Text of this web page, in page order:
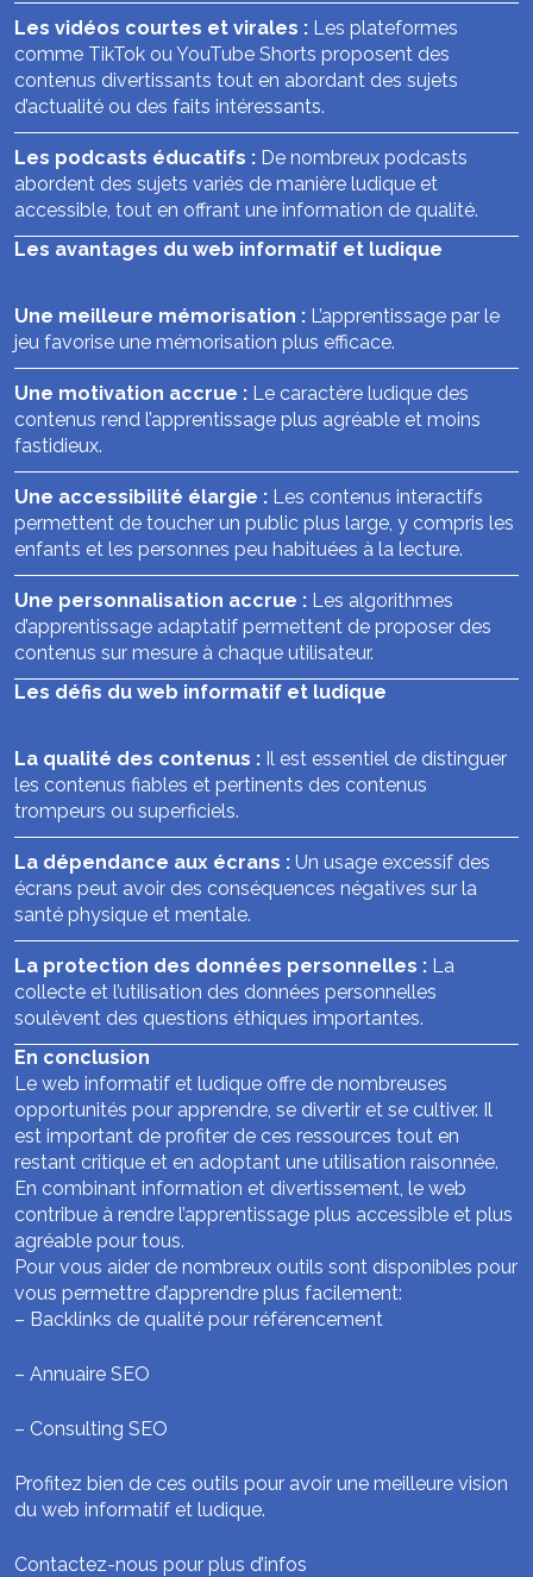
Les vidéos courtes et virales : Les plateformes
comme TikTok ou YouTube Shorts proposent des
contenus divertissants tout en abordant des sujets
d’actualité ou des faits intéressants.
Les podcasts éducatifs : De nombreux podcasts
abordent des sujets variés de manière ludique et
accessible, tout en offrant une information de qualité.
Les avantages du web informatif et ludique
Une meilleure mémorisation : L’apprentissage par le
jeu favorise une mémorisation plus efficace.
Une motivation accrue : Le caractère ludique des
contenus rend l’apprentissage plus agréable et moins
fastidieux.
Une accessibilité élargie : Les contenus interactifs
permettent de toucher un public plus large, y compris les
enfants et les personnes peu habituées à la lecture.
Une personnalisation accrue : Les algorithmes
d’apprentissage adaptatif permettent de proposer des
contenus sur mesure à chaque utilisateur.
Les défis du web informatif et ludique
La qualité des contenus : Il est essentiel de distinguer
les contenus fiables et pertinents des contenus
trompeurs ou superficiels.
La dépendance aux écrans : Un usage excessif des
écrans peut avoir des conséquences négatives sur la
santé physique et mentale.
La protection des données personnelles : La
collecte et l’utilisation des données personnelles
soulèvent des questions éthiques importantes.
En conclusion
Le web informatif et ludique offre de nombreuses
opportunités pour apprendre, se divertir et se cultiver. Il
est important de profiter de ces ressources tout en
restant critique et en adoptant une utilisation raisonnée.
En combinant information et divertissement, le web
contribue à rendre l’apprentissage plus accessible et plus
agréable pour tous.
Pour vous aider de nombreux outils sont disponibles pour
vous permettre d’apprendre plus facilement:
– Backlinks de qualité pour référencement
– Annuaire SEO
– Consulting SEO
Profitez bien de ces outils pour avoir une meilleure vision
du web informatif et ludique.
Contactez-nous pour plus d’infos